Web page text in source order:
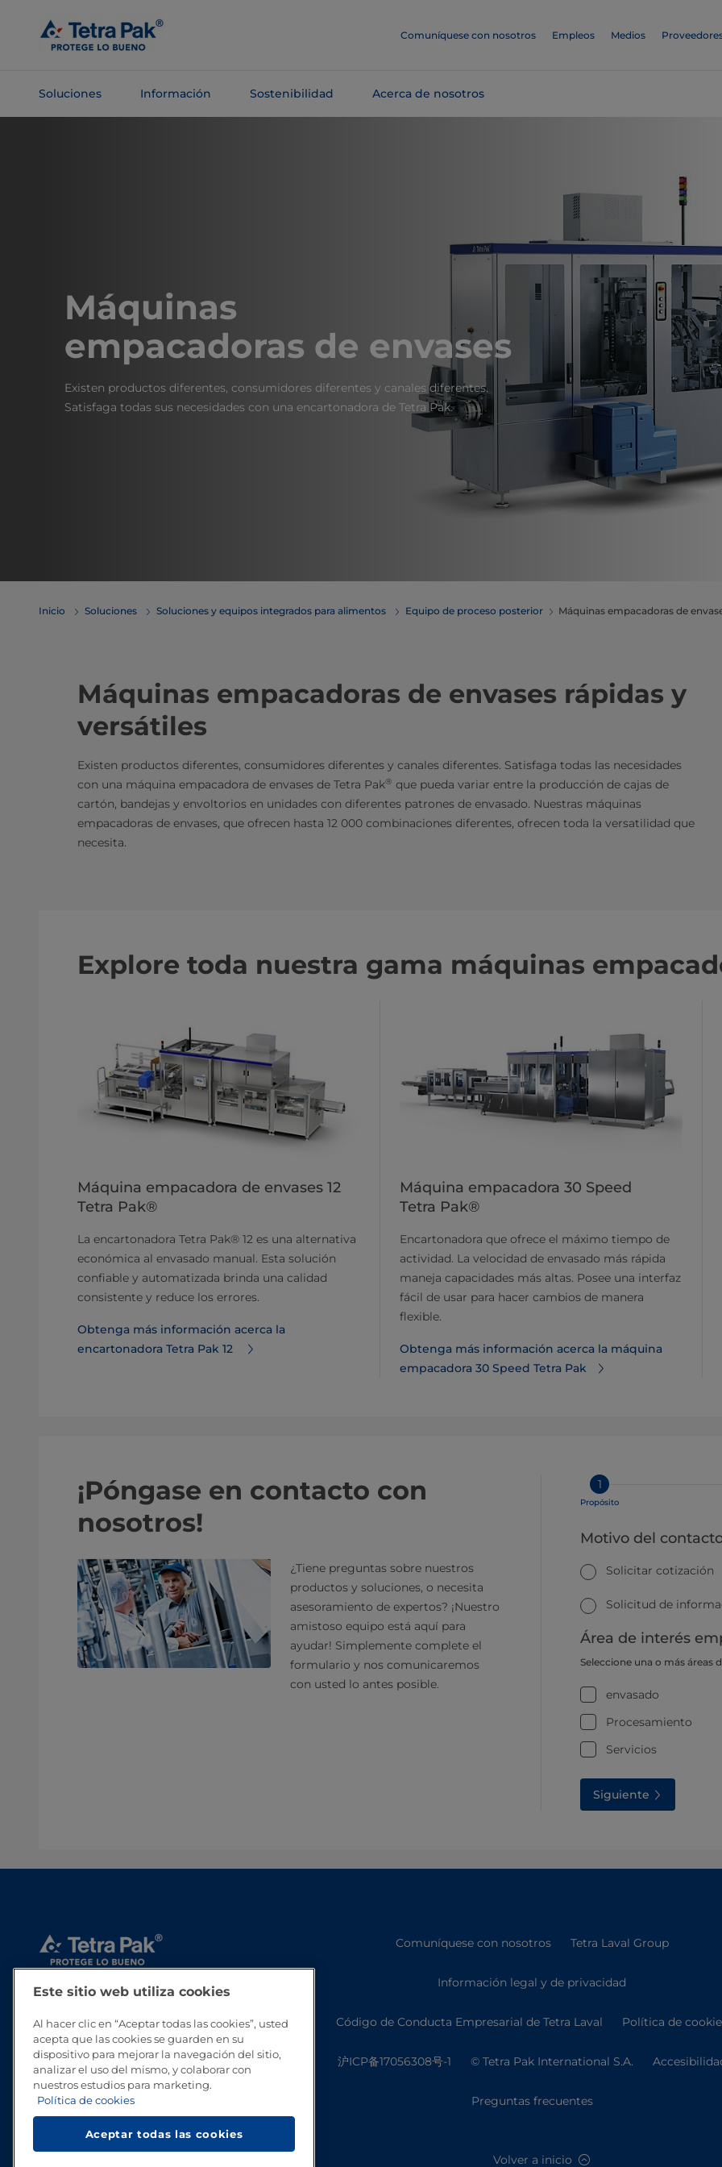
contenido
principal
Comuníquese con nosotros Empleos Medios
Soluciones Información Sostenibilidad Acerca de nosotros
Máquinas
empacadoras de envases
Existen productos diferentes, consumidores diferentes y canales diferentes.
Satisfaga todas sus necesidades con una encartonadora de Tetra Pak.
Inicio Soluciones Soluciones y equipos integrados para alimentos Equipo de proceso posterior Máquinas empacadoras de
​​​​Máquinas empacadoras de envases rápidas y
versátiles
​Existen productos diferentes, consumidores diferentes y canales diferentes. Satisfaga todas las necesidades
con una máquina empacadora de envases de Tetra Pak® que pueda variar entre la producción de cajas de
cartón, bandejas y envoltorios en unidades con diferentes patrones de envasado. Nuestras máquinas
empacadoras de envases, que ofrecen hasta 12 000 combinaciones diferentes, ofrecen toda la versatilidad que
necesita.
Explore toda nuestra gama máquinas
Máquina empacadora de envases 12
Tetra Pak®
La encartonadora Tetra Pak® 12 es una alternativa
económica al envasado manual. Esta solución
confiable y automatizada brinda una calidad
consistente y reduce los errores.
Obtenga más información acerca la
encartonadora Tetra Pak 12
Máquina empacadora 30 Speed
Tetra Pak®
Encartonadora que ofrece el máximo tiempo de
actividad. La velocidad de envasado más rápida
maneja capacidades más altas. Posee una interfaz
fácil de usar para hacer cambios de manera
flexible.
Obtenga más información acerca la máquina
empacadora 30 Speed Tetra Pak
¡Póngase en contacto con
nosotros!
¿Tiene preguntas sobre nuestros
productos y soluciones, o necesita
asesoramiento de expertos? ¡Nuestro
amistoso equipo está aquí para
ayudar! Simplemente complete el
formulario y nos comunicaremos
con usted lo antes posible.
1
Propósito
Motivo del
Solicitar cotización
Solicitud de
Área de interés
Seleccione una o más áreas
envasado
Procesamiento
Servicios
Siguiente
Comuníquese con nosotros Tetra Laval Group
Información legal y de privacidad
Código de Conducta Empresarial de Tetra Laval Política de
沪ICP备17056308号-1 © Tetra Pak International S.A.
Preguntas frecuentes
Volver a inicio
Este sitio web utiliza cookies
Al hacer clic en “Aceptar todas las cookies”, usted
acepta que las cookies se guarden en su
dispositivo para mejorar la navegación del sitio,
analizar el uso del mismo, y colaborar con
nuestros estudios para marketing.
Política de cookies
Aceptar todas las cookies